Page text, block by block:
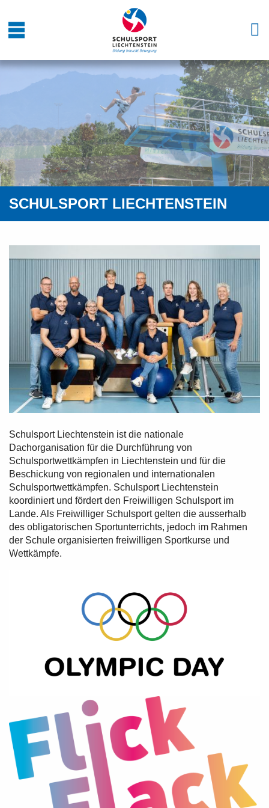
SCHULSPORT LIECHTENSTEIN
Schulsport Liechtenstein ist die nationale
Dachorganisation für die Durchführung von
Schulsportwettkämpfen in Liechtenstein und für die
Beschickung von regionalen und internationalen
Schulsportwettkämpfen. Schulsport Liechtenstein
koordiniert und fördert den Freiwilligen Schulsport im
Lande. Als Freiwilliger Schulsport gelten die ausserhalb
des obligatorischen Sportunterrichts, jedoch im Rahmen
der Schule organisierten freiwilligen Sportkurse und
Wettkämpfe.